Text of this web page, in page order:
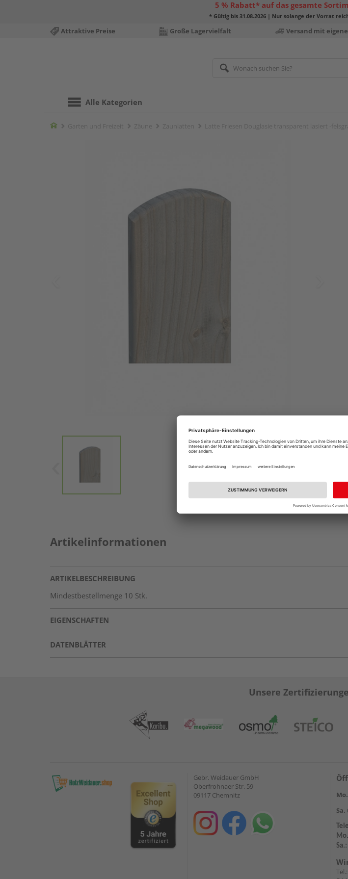
5 % Rabatt* auf das gesamte
* Gültig bis 31.08.2026 | Nur solange der Vorrat
Attraktive Preise Große Lagervielfalt Versand mit
Alle Kategorien
Home
Artikelinformationen
ARTIKELBESCHREIBUNG
Mindestbestellmenge 10 Stk.
EIGENSCHAFTEN
DATENBLÄTTER
Unsere
Gebr. Weidauer GmbH
Oberfrohnaer Str. 59
09117 Chemnitz
Sa.
Sa.:
Tel.: